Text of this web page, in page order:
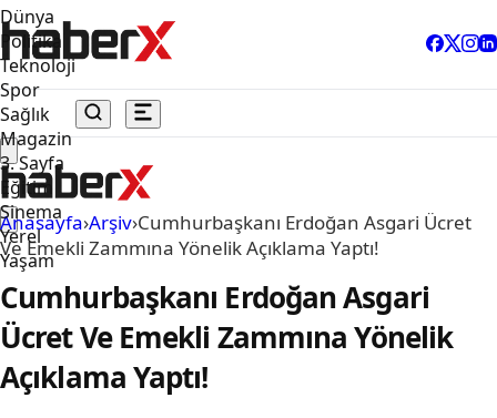
Dünya
Politika
Teknoloji
Spor
Sağlık
Magazin
3. Sayfa
Eğitim
Sinema
Yerel
Yaşam
Anasayfa›Arşiv›Cumhurbaşkanı Erdoğan Asgari Ücret
Ve Emekli Zammına Yönelik Açıklama Yaptı!
Cumhurbaşkanı Erdoğan Asgari
Ücret Ve Emekli Zammına Yönelik
Açıklama Yaptı!